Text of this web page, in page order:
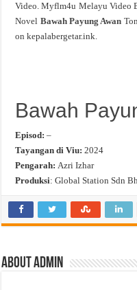
Video. Myflm4u Melayu Video
Novel Bawah Payung Awan
on kepalabergetar.ink.
Bawah
Episod: –
Tayangan di Viu: 2024
Pengarah: Azri Izhar
Produksi: Global Station Sdn
About admin